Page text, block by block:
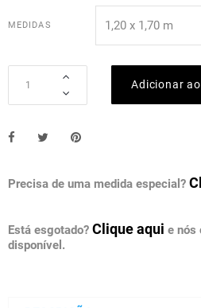
MEDIDAS
Adicionar
Precisa de uma medida especial?
Está esgotado? Clique aqui e nós
disponível.